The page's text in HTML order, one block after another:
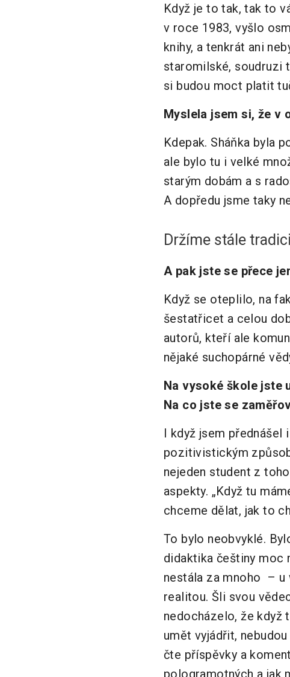
Když je to tak, tak to
v roce 1983, vyšlo
knihy, a tenkrát ani
staromilské, soudruzi
si budou moct platit
Myslela jsem si, že v
Kdepak. Sháňka byla
ale bylo tu i velké
starým dobám a s
A dopředu jsme taky
Držíme stále
A pak jste se přece
Když se oteplilo, na
šestatřicet a celou
autorů, kteří ale
nějaké suchopárné
Na vysoké škole jste
Na co jste se
I když jsem
pozitivistickým
nejeden student z
aspekty. „Když tu
chceme dělat, jak to
To bylo neobvyklé.
didaktika češtiny moc
nestála za mnoho – u
realitou. Šli svou
nedocházelo, že když
umět vyjádřit,
čte příspěvky a
pologramotných a jak